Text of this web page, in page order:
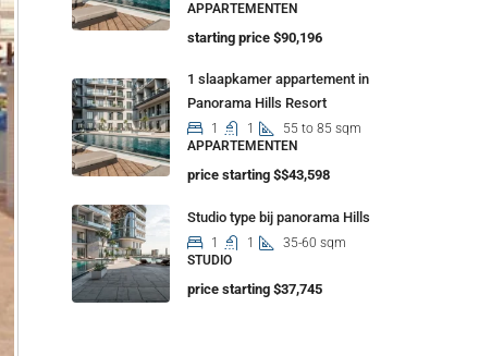
APPARTEMENTEN
starting price $90,196
1 slaapkamer appartement in
Panorama Hills Resort
1 1
55 to 85 sqm
APPARTEMENTEN
price starting $$43,598
Studio type bij panorama Hills
1 1
35-60 sqm
STUDIO
price starting $37,745